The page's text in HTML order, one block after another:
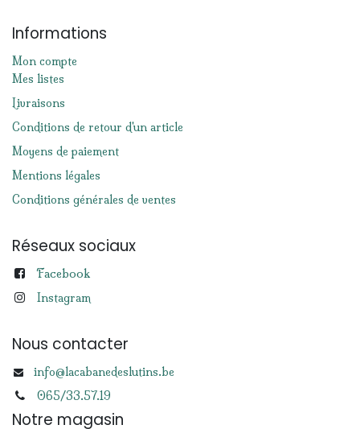
Informations
Mon compte
Mes listes
Livraisons
Conditions de retour d'un article
Moyens de paiement
Mentions légales
Conditions générales de ventes
Réseaux sociaux
Facebook
Instagram
Nous contacter
info@lacabanedeslutins.be
065/33.57.19
Notre magasin